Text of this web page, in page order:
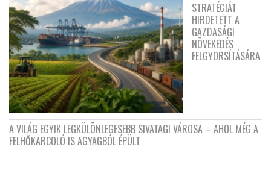
STRATÉGIÁT
HIRDETETT A
GAZDASÁGI
NÖVEKEDÉS
FELGYORSÍTÁSÁRA
A VILÁG EGYIK LEGKÜLÖNLEGESEBB SIVATAGI VÁROSA – AHOL MÉG A
FELHŐKARCOLÓ IS AGYAGBÓL ÉPÜLT